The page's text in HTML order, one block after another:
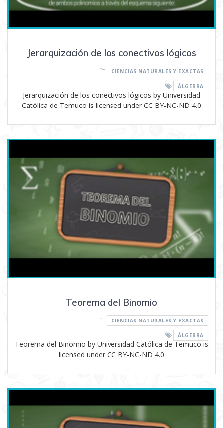
Jerarquización de los conectivos lógicos
CIENCIAS NATURALES Y EXACTAS
ÁLGEBRA
Jerarquización de los conectivos lógicos by Universidad
Católica de Temuco is licensed under CC BY-NC-ND 4.0
Teorema del Binomio
CIENCIAS NATURALES Y EXACTAS
ÁLGEBRA
Teorema del Binomio by Universidad Católica de Temuco is
licensed under CC BY-NC-ND 4.0